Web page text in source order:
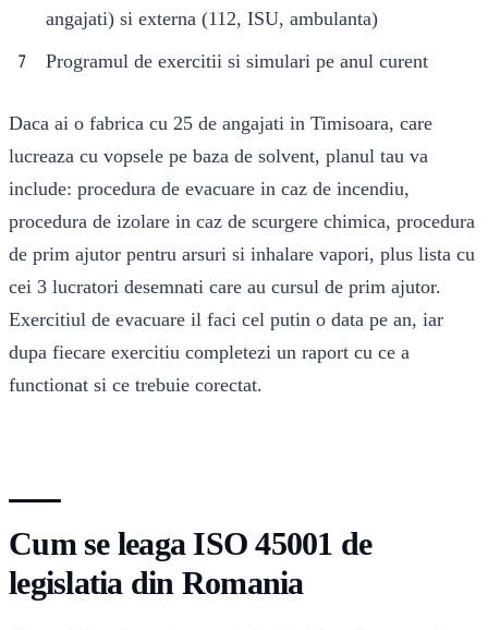
angajati) si externa (112, ISU, ambulanta)
Programul de exercitii si simulari pe anul curent
Daca ai o fabrica cu 25 de angajati in Timisoara, care
lucreaza cu vopsele pe baza de solvent, planul tau va
include: procedura de evacuare in caz de incendiu,
procedura de izolare in caz de scurgere chimica, procedura
de prim ajutor pentru arsuri si inhalare vapori, plus lista cu
cei 3 lucratori desemnati care au cursul de prim ajutor.
Exercitiul de evacuare il faci cel putin o data pe an, iar
dupa fiecare exercitiu completezi un raport cu ce a
functionat si ce trebuie corectat.
Cum se leaga ISO 45001 de
legislatia din Romania